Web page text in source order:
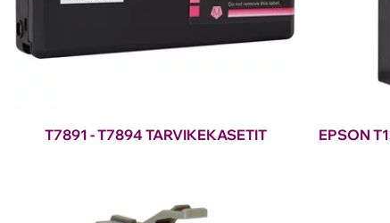
T7891 - T7894 TARVIKEKASETIT EPSON